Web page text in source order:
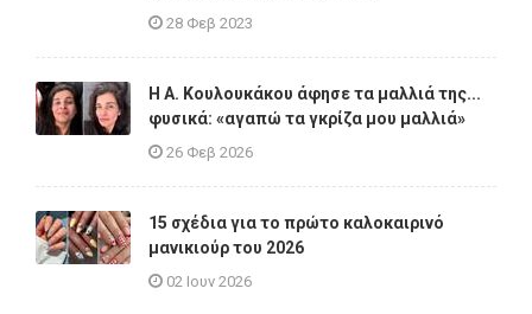
28 Φεβ 2023
Η A. Κουλουκάκου άφησε τα μαλλιά της...
φυσικά: «αγαπώ τα γκρίζα μου μαλλιά»
26 Φεβ 2026
15 σχέδια για το πρώτο καλοκαιρινό
μανικιούρ του 2026
02 Ιουν 2026